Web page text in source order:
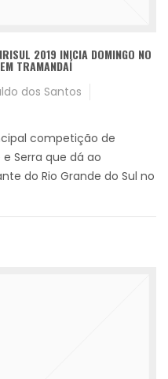
2019 INICIA DOMINGO NO
TRAMANDAÍ
dos Santos
competição de
Serra que dá ao
do Rio Grande do Sul no